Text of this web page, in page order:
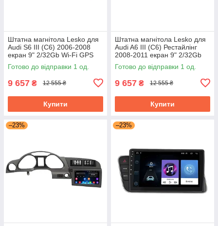
Штатна магнітола Lesko для
Audi S6 III (C6) 2006-2008
екран 9" 2/32Gb Wi-Fi GPS
Base
Готово до відправки 1 од.
9 657 ₴ 12 555 ₴
Купити
Штатна магнітола Lesko для
Audi A6 III (C6) Рестайлінг
2008-2011 екран 9" 2/32Gb
Wi-Fi GPS Base Аудіо
Готово до відправки 1 од.
9 657 ₴ 12 555 ₴
Купити
–23% –23%